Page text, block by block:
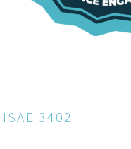
ISAE 3402